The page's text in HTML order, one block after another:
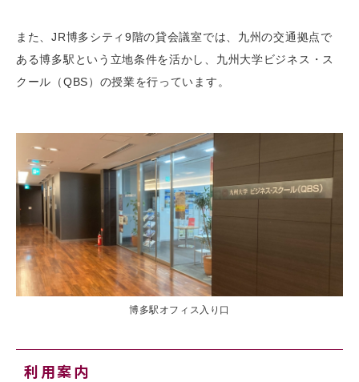
また、JR博多シティ9階の貸会議室では、九州の交通拠点で
ある博多駅という立地条件を活かし、九州大学ビジネス・ス
クール（QBS）の授業を行っています。
博多駅オフィス入り口
利用案内